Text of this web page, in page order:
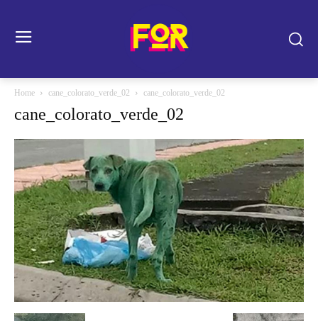
Home cane_colorato_verde_02 cane_colorato_verde_02
cane_colorato_verde_02